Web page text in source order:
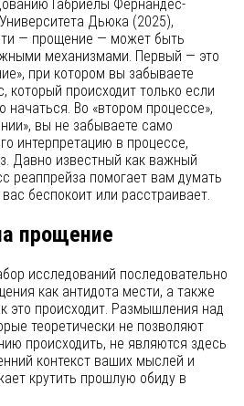
Габриелы Фернандес-
Дьюка (2025),
— прощение — может быть
механизмами. Первый — это
при котором вы забываете
который происходит только если
Во «втором процессе»,
вы не забываете само
интерпретацию в процессе,
Давно известный как важный
реаппрейза помогает вам думать
беспокоит или расстраивает.
прощение
исследований последовательно
как антидота мести, а также
это происходит. Размышления над
теоретически не позволяют
происходить, не являются здесь
контекст ваших мыслей и
крутить прошлую обиду в